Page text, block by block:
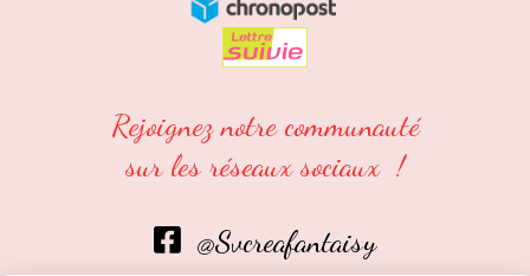
Rejoignez notre communauté
sur les réseaux sociaux !
 @Svcreafantaisy